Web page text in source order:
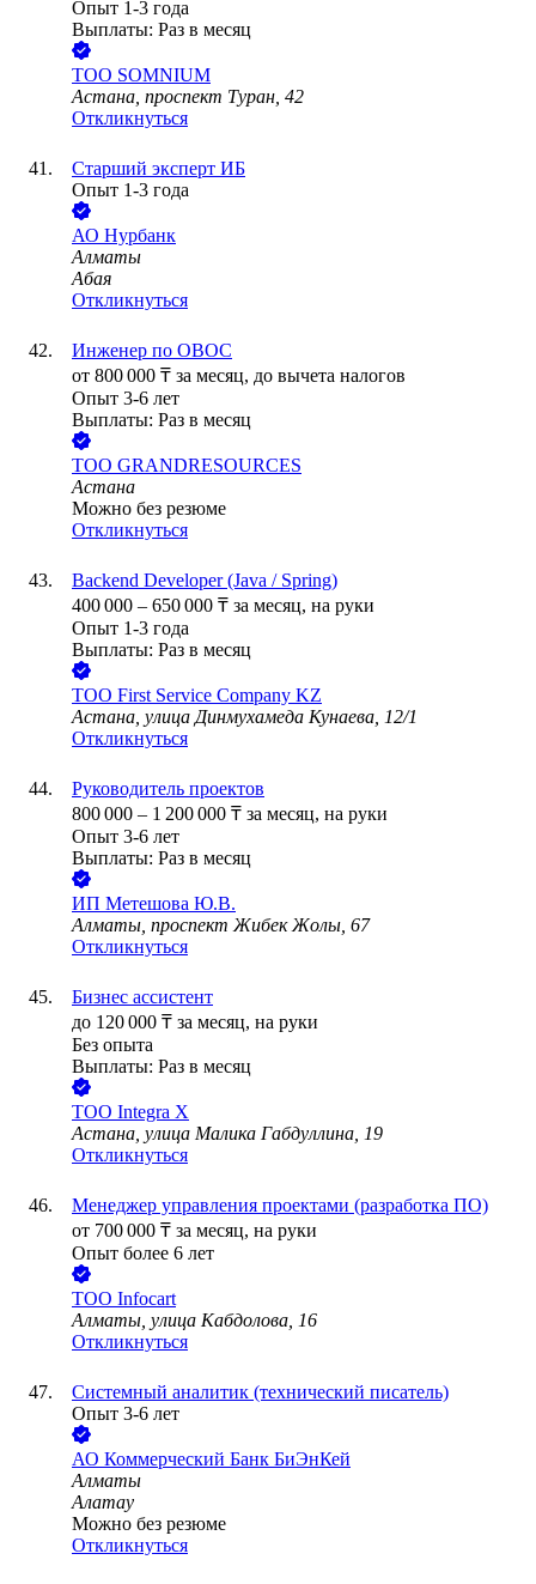
Опыт 1-3 года
Выплаты: Раз в месяц
ТОО SOMNIUM
Астана, проспект Туран, 42
Откликнуться
Старший эксперт ИБ
Опыт 1-3 года
АО Нурбанк
Алматы
Абая
Откликнуться
Инженер по ОВОС
от 800 000 ₸ за месяц, до вычета налогов
Опыт 3-6 лет
Выплаты: Раз в месяц
ТОО GRANDRESOURCES
Астана
Можно без резюме
Откликнуться
Backend Developer (Java / Spring)
400 000 – 650 000 ₸ за месяц, на руки
Опыт 1-3 года
Выплаты: Раз в месяц
ТОО First Serviсe Company KZ
Астана, улица Динмухамеда Кунаева, 12/1
Откликнуться
Руководитель проектов
800 000 – 1 200 000 ₸ за месяц, на руки
Опыт 3-6 лет
Выплаты: Раз в месяц
ИП Метешова Ю.В.
Алматы, проспект Жибек Жолы, 67
Откликнуться
Бизнес ассистент
до 120 000 ₸ за месяц, на руки
Без опыта
Выплаты: Раз в месяц
ТОО Integra X
Астана, улица Малика Габдуллина, 19
Откликнуться
Менеджер управления проектами (разработка ПО)
от 700 000 ₸ за месяц, на руки
Опыт более 6 лет
ТОО Infocart
Алматы, улица Кабдолова, 16
Откликнуться
Системный аналитик (технический писатель)
Опыт 3-6 лет
АО Коммерческий Банк БиЭнКей
Алматы
Алатау
Можно без резюме
Откликнуться